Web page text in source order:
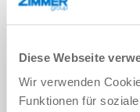
Diese Webseite
Wir verwenden
Funktionen für
ZUM WARENKORB
ZUM VERGLEICH